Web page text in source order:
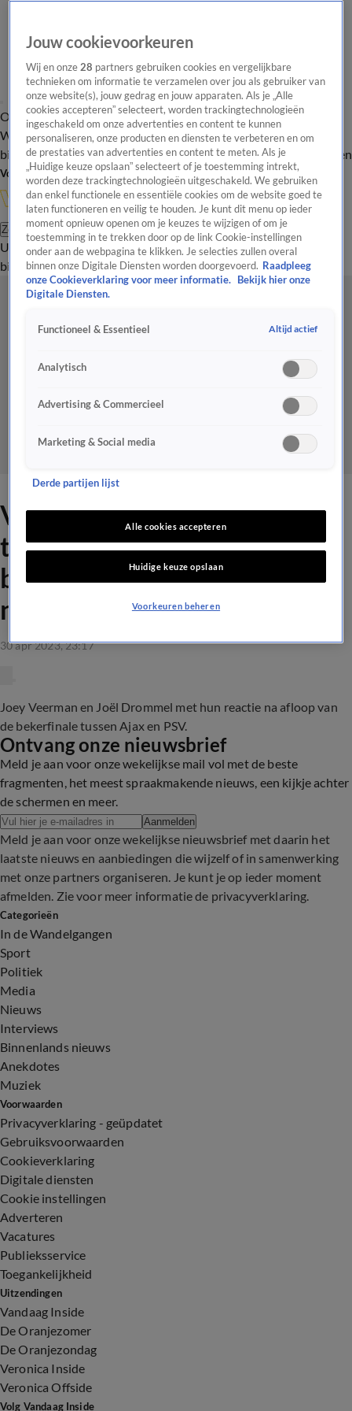
Overzicht Onze programma's Uitzendingen Onze gezichten
In de
WandelgangenInterviewsUitzending
bijwonenPodcastShopVeelgestelde vragenKijkersvraag insturen
Volg Vandaag Inside
Zoeken
UitzendingenVandaag InsideDe OranjezomerShopUitzending
bijwonen
Veerman ergerde zich aan
toneelspel tijdens
bekerfinale: 'Het slaat
nergens op!'
30 apr 2023, 23:17
Joey Veerman en Joël Drommel met hun reactie na afloop van
de bekerfinale tussen Ajax en PSV.
Ontvang onze nieuwsbrief
Meld je aan voor onze wekelijkse mail vol met de beste
fragmenten, het meest spraakmakende nieuws, een kijkje achter
de schermen en meer.
Aanmelden
Meld je aan voor onze wekelijkse nieuwsbrief met daarin het
laatste nieuws en aanbiedingen die wijzelf of in samenwerking
met onze partners organiseren. Je kunt je op ieder moment
afmelden. Zie voor meer informatie de privacyverklaring.
Categorieën
In de Wandelgangen
Sport
Politiek
Media
Nieuws
Interviews
Binnenlands nieuws
Anekdotes
Muziek
Voorwaarden
Privacyverklaring - geüpdatet
Gebruiksvoorwaarden
Cookieverklaring
Digitale diensten
Cookie instellingen
Adverteren
Vacatures
Publieksservice
Toegankelijkheid
Uitzendingen
Vandaag Inside
De Oranjezomer
De Oranjezondag
Veronica Inside
Veronica Offside
Volg Vandaag Inside
Jouw cookievoorkeuren
Wij en onze28 partners gebruiken cookies en vergelijkbare
technieken om informatie te verzamelen over jou als gebruiker van
onze website(s), jouw gedrag en jouw apparaten. Als je „Alle
cookies accepteren” selecteert, worden trackingtechnologieën
ingeschakeld om onze advertenties en content te kunnen
personaliseren, onze producten en diensten te verbeteren en om
de prestaties van advertenties en content te meten. Als je
„Huidige keuze opslaan” selecteert of je toestemming intrekt,
worden deze trackingtechnologieën uitgeschakeld. We gebruiken
dan enkel functionele en essentiële cookies om de website goed te
laten functioneren en veilig te houden. Je kunt dit menu op ieder
moment opnieuw openen om je keuzes te wijzigen of om je
toestemming in te trekken door op de link Cookie-instellingen
onder aan de webpagina te klikken. Je selecties zullen overal
binnen onze Digitale Diensten worden doorgevoerd. Raadpleeg
onze Cookieverklaring voor meer informatie.
Bekijk hier onze
Digitale Diensten.
Functioneel & Essentieel Altijd actief
Analytisch
Advertising & Commercieel
Marketing & Social media
Derde partijen lijst
Alle cookies accepteren
Huidige keuze opslaan
Voorkeuren beheren